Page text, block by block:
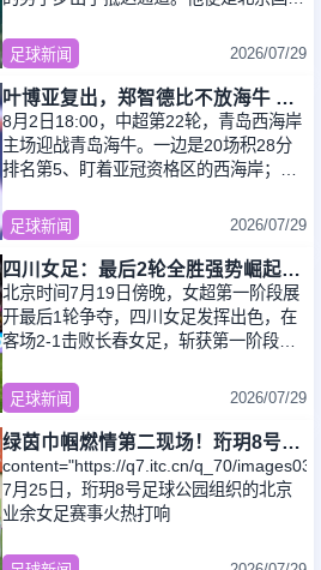
俱乐部新引进的外援，年仅三十岁的德国
球员杰
足球新闻 2026/07/29
叶博亚复出，郑智德比不放海牛 保多赛1场垫底 西海岸有争亚冠希望
8月2日18:00，中超第22轮，青岛西海岸
主场迎战青岛海牛。一边是20场积28分
排名第5、盯着亚冠资格区的西海岸；另
一边是20场账面只拿14分、因为扣了7分
罚款80万
足球新闻 2026/07/29
四川女足：最后2轮全胜强势崛起＋第一阶段对阵5对手2胜3平不败！
北京时间7月19日傍晚，女超第一阶段展
开最后1轮争夺，四川女足发挥出色，在
客场2-1击败长春女足，斩获第一阶段的
11场比赛当中，
足球新闻 2026/07/29
绿茵巾帼燃情第二现场！珩玥8号足球公园女足赛事欢乐启幕
content="https://q7.itc.cn/q_70/
7月25日，珩玥8号足球公园组织的北京
业余女足赛事火热打响